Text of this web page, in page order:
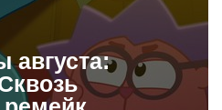
августа: